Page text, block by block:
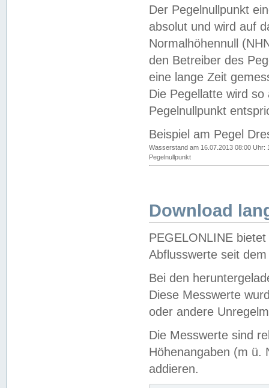
Der Pegelnullpunkt
absolut und wird auf
Normalhöhennull
den Betreiber des
eine lange Zeit
Die Pegellatte wird
Pegelnullpunkt
Beispiel am Pegel
Wasserstand am 16.07.2013 08:00 Uhr:
Pegelnullpunkt
Download
PEGELONLINE
Abflusswerte seit
Bei den
Diese Messwerte
oder andere
Die Messwerte sind
Höhenangaben (m ü.
addieren.